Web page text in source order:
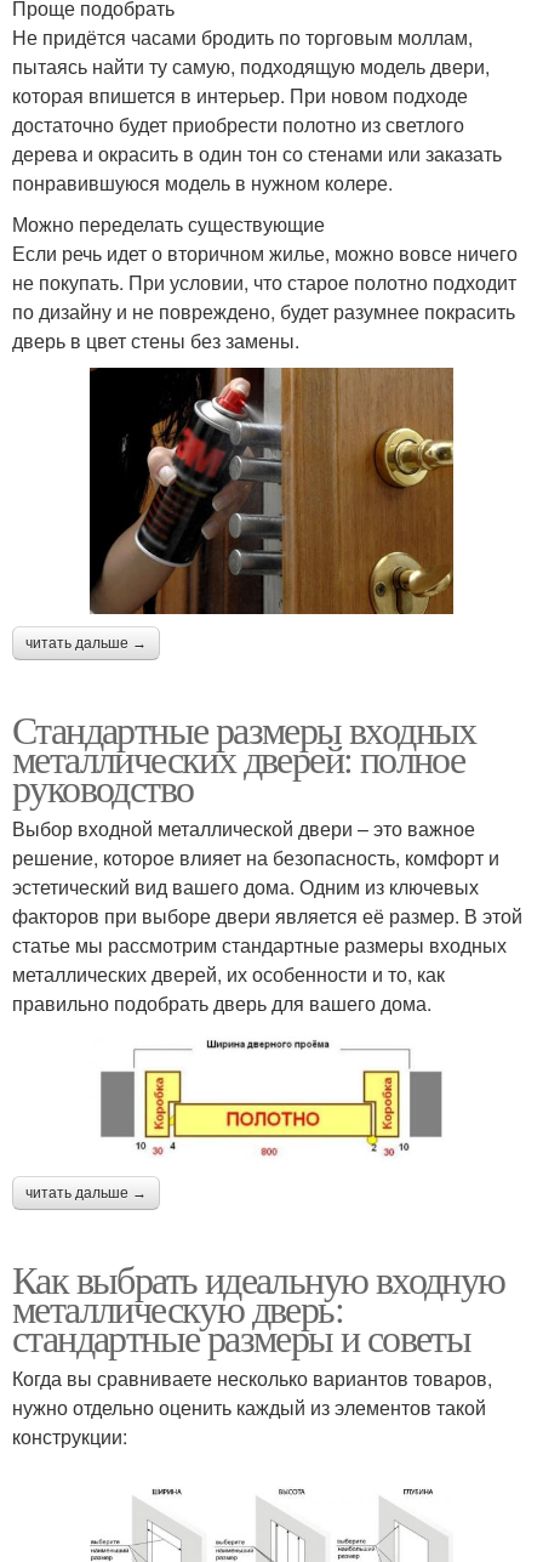
Проще подобрать
Не придётся часами бродить по торговым моллам,
пытаясь найти ту самую, подходящую модель двери,
которая впишется в интерьер. При новом подходе
достаточно будет приобрести полотно из светлого
дерева и окрасить в один тон со стенами или заказать
понравившуюся модель в нужном колере.
Можно переделать существующие
Если речь идет о вторичном жилье, можно вовсе ничего
не покупать. При условии, что старое полотно подходит
по дизайну и не повреждено, будет разумнее покрасить
дверь в цвет стены без замены.
читать дальше →
Стандартные размеры входных
металлических дверей: полное
руководство
Выбор входной металлической двери – это важное
решение, которое влияет на безопасность, комфорт и
эстетический вид вашего дома. Одним из ключевых
факторов при выборе двери является её размер. В этой
статье мы рассмотрим стандартные размеры входных
металлических дверей, их особенности и то, как
правильно подобрать дверь для вашего дома.
читать дальше →
Как выбрать идеальную входную
металлическую дверь:
стандартные размеры и советы
Когда вы сравниваете несколько вариантов товаров,
нужно отдельно оценить каждый из элементов такой
конструкции: